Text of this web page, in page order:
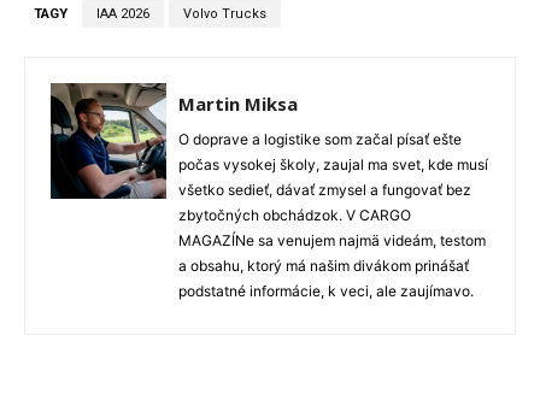
TAGY IAA 2026 Volvo Trucks
Martin Miksa
O doprave a logistike som začal písať ešte
počas vysokej školy, zaujal ma svet, kde musí
všetko sedieť, dávať zmysel a fungovať bez
zbytočných obchádzok. V CARGO
MAGAZÍNe sa venujem najmä videám, testom
a obsahu, ktorý má našim divákom prinášať
podstatné informácie, k veci, ale zaujímavo.